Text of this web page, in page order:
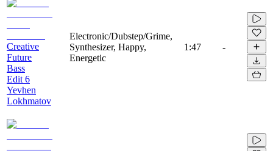
Creative
Future
Bass
Edit 6
Yevhen
Lokhmatov
Electronic/Dubstep/Grime,
Synthesizer, Happy,
Energetic
1:47 -